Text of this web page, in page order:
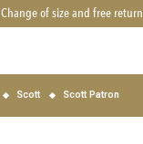
Change of size and free return
Scott Scott Patron